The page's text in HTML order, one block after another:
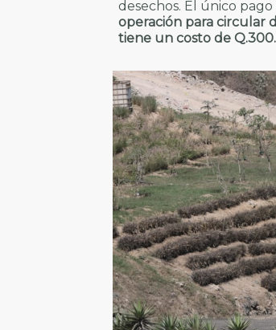
desechos. El único
operación para circular
tiene un costo de